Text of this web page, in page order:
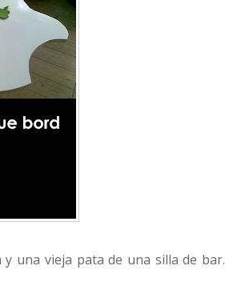
una vieja pata de una silla de bar.